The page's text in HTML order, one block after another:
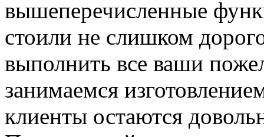
вышеперечисленные
стоили не слишком
выполнить все ваши
занимаемся
клиенты остаются